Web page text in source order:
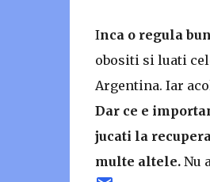
Inca o regula
obositi si luati
Argentina. Iar
Dar ce e
jucati la
multe altele.Nu